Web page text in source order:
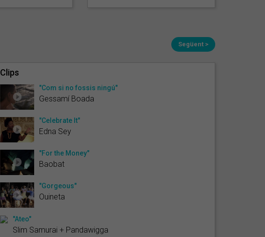
Següent >
Clips
"Com si no fossis ningú"
Gessamí Boada
"Celebrate It"
Edna Sey
"For the Money"
Baobat
"Gorgeous"
Ouineta
"Ateo"
Slim Samurai + Pandawigga